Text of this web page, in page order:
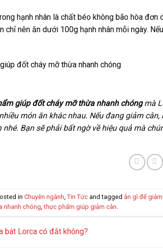
hạnh nhân là chất béo không bão hòa đơn
chỉ nên ăn dưới 100g hạnh nhân mỗi ngày.
giúp đốt cháy mỡ thừa nhanh chóngmà
món ăn khác nhau. Nếu đang giảm
nhé. Bạn sẽ phải bất ngờ về hiệu quả mà
in Chuyên ngành, Tin Tức and tagged ăn gì để
nhanh chóng,thực phẩm giúp giảm cân.
bát Lorca có đắt không?